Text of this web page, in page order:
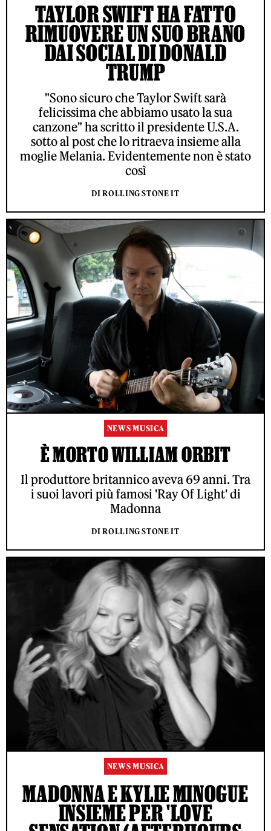
TAYLOR SWIFT HA FATTO
RIMUOVERE UN SUO BRANO
DAI SOCIAL DI DONALD
TRUMP
"Sono sicuro che Taylor Swift sarà
felicissima che abbiamo usato la sua
canzone" ha scritto il presidente U.S.A.
sotto al post che lo ritraeva insieme alla
moglie Melania. Evidentemente non è stato
così
DI ROLLING STONE IT
NEWS MUSICA
È MORTO WILLIAM ORBIT
Il produttore britannico aveva 69 anni. Tra
i suoi lavori più famosi 'Ray Of Light' di
Madonna
DI ROLLING STONE IT
NEWS MUSICA
MADONNA E KYLIE MINOGUE
INSIEME PER 'LOVE